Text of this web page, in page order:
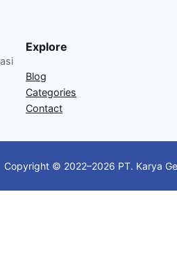
Explore
Blog
Categories
Contact
Copyright © 2022–2026 PT. Karya